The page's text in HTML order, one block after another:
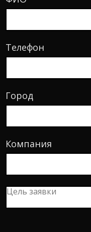
Телефон
Город
Компания